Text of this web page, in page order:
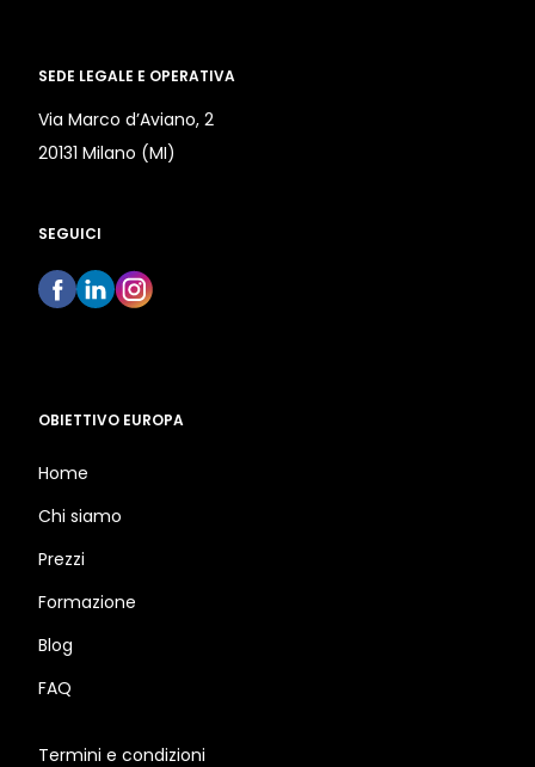
SEDE LEGALE E OPERATIVA
Via Marco d’Aviano, 2
20131 Milano (MI)
SEGUICI
OBIETTIVO EUROPA
Home
Chi siamo
Prezzi
Formazione
Blog
FAQ
Termini e condizioni